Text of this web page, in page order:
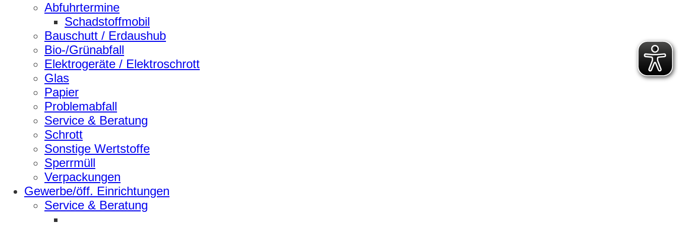
Abfuhrtermine
Schadstoffmobil
Bauschutt / Erdaushub
Bio-/Grünabfall
Elektrogeräte / Elektroschrott
Glas
Papier
Problemabfall
Service & Beratung
Schrott
Sonstige Wertstoffe
Sperrmüll
Verpackungen
Gewerbe/öff. Einrichtungen
Service & Beratung